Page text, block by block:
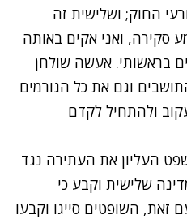
החוק; ושלישית זה
סקירה, ואני אקים באותה
בראשותי. אעשה שולחן
וגם את כל הגורמים
ולהתחיל לקדם
העליון את העתירה נגד
שלישית וקבע כי
זאת, השופטים סייגו וקבעו